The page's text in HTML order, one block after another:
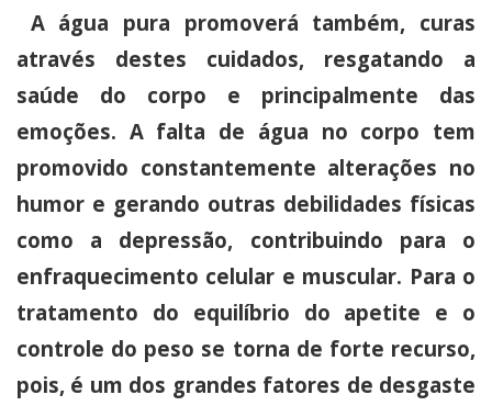
A água pura promoverá também, curas
através destes cuidados, resgatando a
saúde do corpo e principalmente das
emoções. A falta de água no corpo tem
promovido constantemente alterações no
humor e gerando outras debilidades físicas
como a depressão, contribuindo para o
enfraquecimento celular e muscular. Para o
tratamento do equilíbrio do apetite e o
controle do peso se torna de forte recurso,
pois, é um dos grandes fatores de desgaste